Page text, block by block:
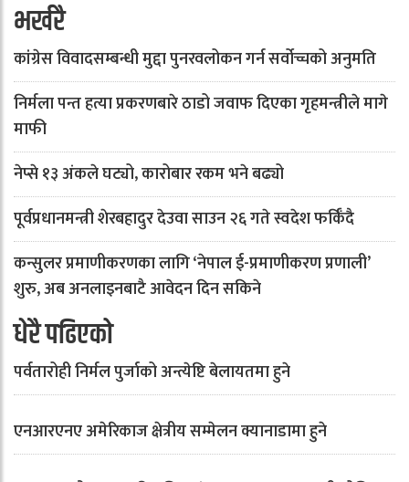
भर्खरै
कांग्रेस विवादसम्बन्धी मुद्दा पुनरवलोकन गर्न सर्वोच्चको अनुमति
निर्मला पन्त हत्या प्रकरणबारे ठाडो जवाफ दिएका गृहमन्त्रीले मागे
माफी
नेप्से १३ अंकले घट्यो, कारोबार रकम भने बढ्यो
पूर्वप्रधानमन्त्री शेरबहादुर देउवा साउन २६ गते स्वदेश फर्किँदै
कन्सुलर प्रमाणीकरणका लागि ‘नेपाल ई-प्रमाणीकरण प्रणाली’
शुरु, अब अनलाइनबाटै आवेदन दिन सकिने
धेरै पढिएको
पर्वतारोही निर्मल पुर्जाको अन्त्येष्टि बेलायतमा हुने
एनआरएनए अमेरिकाज क्षेत्रीय सम्मेलन क्यानाडामा हुने